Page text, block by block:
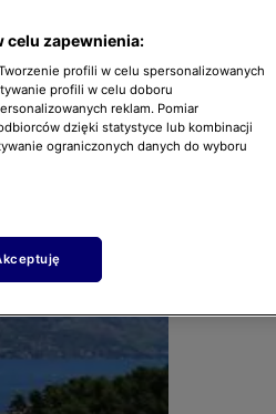
celu zapewnienia:
profili w celu spersonalizowanych
profili w celu doboru
reklam. Pomiar
dzięki statystyce lub kombinacji
ograniczonych danych do wyboru